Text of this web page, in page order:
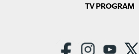
TV PROGRAM